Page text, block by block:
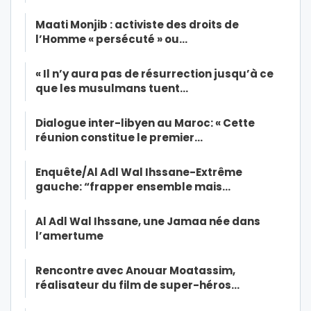
Maati Monjib : activiste des droits de
l’Homme « persécuté » ou…
« Il n’y aura pas de résurrection jusqu’à ce
que les musulmans tuent…
Dialogue inter-libyen au Maroc: « Cette
réunion constitue le premier…
Enquête/Al Adl Wal Ihssane-Extrême
gauche: “frapper ensemble mais…
Al Adl Wal Ihssane, une Jamaa née dans
l’amertume
Rencontre avec Anouar Moatassim,
réalisateur du film de super-héros…